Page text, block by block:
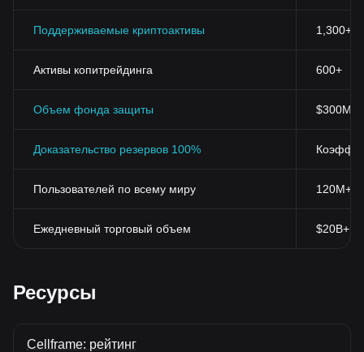
Поддерживаемые криптоактивы 1,300+
Активы копитрейдинга 600+
Объем фонда защиты $300M+
Доказательство резервов 100%
Пользователей по всему миру 120M+
Ежедневный торговый объем $20B+
Ресурсы
Cellframe: рейтинг